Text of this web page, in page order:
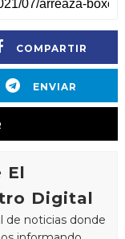
COMPARTIR
ENVIAR
El
Digital
de noticias donde